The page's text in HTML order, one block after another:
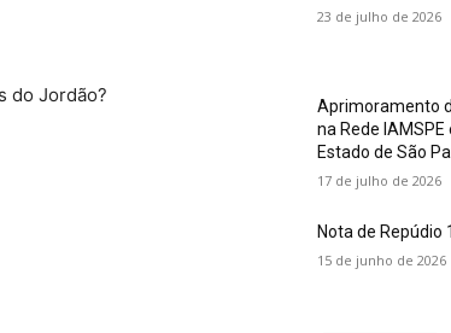
do Jordão?
23 de julho de 2026
Aprimoramento
na Rede
Estado de São
17 de julho de 2026
Nota de
15 de junho de 2026